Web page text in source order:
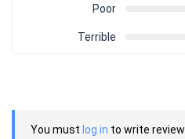
Poor
Terrible
You must log in to write review